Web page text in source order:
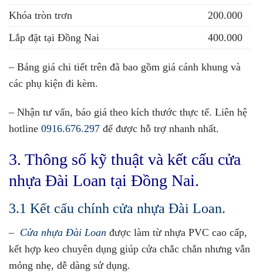
Khóa tròn trơn
200.000
Lắp đặt tại Đồng Nai
400.000
– Bảng giá chi tiết trên đã bao gồm giá cánh khung và
các phụ kiện đi kèm.
– Nhận tư vấn, báo giá theo kích thước thực tế. Liên hệ
hotline 0916.676.297 để được hỗ trợ nhanh nhất.
3. Thông số kỹ thuật và kết cấu cửa
nhựa Đài Loan tại Đồng Nai.
3.1 Kết cấu chính cửa nhựa Đài Loan.
– Cửa nhựa Đài Loan được làm từ nhựa PVC cao cấp,
kết hợp keo chuyên dụng giúp cửa chắc chắn nhưng vẫn
mỏng nhẹ, dễ dàng sử dụng.